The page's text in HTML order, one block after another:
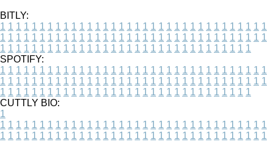
BITLY:
1 1 1 1 1 1 1 1 1 1 1 1 1 1 1 1 1 1 1 1 1 1 1 1 1 1 1 1 1 1 1 1 1 1
1 1 1 1 1 1 1 1 1 1 1 1 1 1 1 1 1 1 1 1 1 1 1 1 1 1 1 1 1 1 1 1 1 1
1 1 1 1 1 1 1 1 1 1 1 1 1 1 1 1 1 1 1 1 1 1 1 1 1 1 1 1 1 1 1 1
SPOTIFY:
1 1 1 1 1 1 1 1 1 1 1 1 1 1 1 1 1 1 1 1 1 1 1 1 1 1 1 1 1 1 1 1 1 1
1 1 1 1 1 1 1 1 1 1 1 1 1 1 1 1 1 1 1 1 1 1 1 1 1 1 1 1 1 1 1 1 1 1
1 1 1 1 1 1 1 1 1 1 1 1 1 1 1 1 1 1 1 1 1 1 1 1 1 1 1 1 1 1 1 1
CUTTLY BIO:
1
1 1 1 1 1 1 1 1 1 1 1 1 1 1 1 1 1 1 1 1 1 1 1 1 1 1 1 1 1 1 1 1 1 1
1 1 1 1 1 1 1 1 1 1 1 1 1 1 1 1 1 1 1 1 1 1 1 1 1 1 1 1 1 1 1 1 1 1